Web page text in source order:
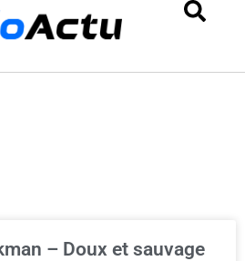
– Doux et sauvage